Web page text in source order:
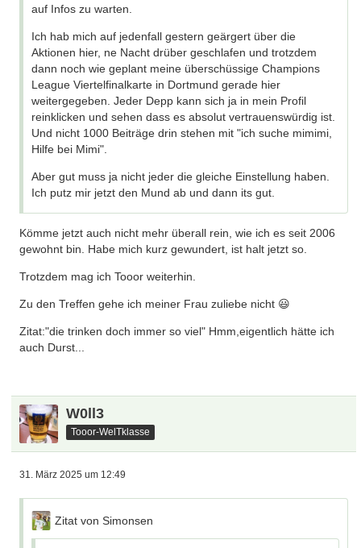
auf Infos zu warten.
Ich hab mich auf jedenfall gestern geärgert über die
Aktionen hier, ne Nacht drüber geschlafen und trotzdem
dann noch wie geplant meine überschüssige Champions
League Viertelfinalkarte in Dortmund gerade hier
weitergegeben. Jeder Depp kann sich ja in mein Profil
reinklicken und sehen dass es absolut vertrauenswürdig ist.
Und nicht 1000 Beiträge drin stehen mit "ich suche mimimi,
Hilfe bei Mimi".
Aber gut muss ja nicht jeder die gleiche Einstellung haben.
Ich putz mir jetzt den Mund ab und dann its gut.
Kömme jetzt auch nicht mehr überall rein, wie ich es seit 2006
gewohnt bin. Habe mich kurz gewundert, ist halt jetzt so.
Trotzdem mag ich Tooor weiterhin.
Zu den Treffen gehe ich meiner Frau zuliebe nicht 😃
Zitat:"die trinken doch immer so viel" Hmm,eigentlich hätte ich
auch Durst...
W0ll3
Tooor-WelTklasse
31. März 2025 um 12:49
Zitat von Simonsen